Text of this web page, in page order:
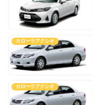
カローラアクシオ
カローラアクシオ